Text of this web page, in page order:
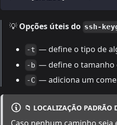
💡 Opções úteis do ssh-
-t — define o tipo de
-b — define o tamanho
-C — adiciona um
📁 LOCALIZAÇÃO PADRÃO